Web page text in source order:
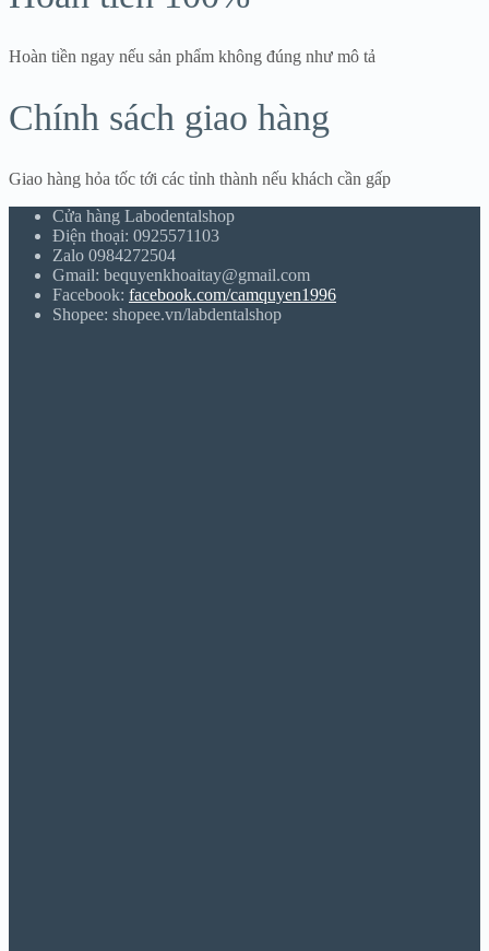
Hoàn tiền ngay nếu sản phẩm không đúng như mô tả
Chính sách giao hàng
Giao hàng hỏa tốc tới các tỉnh thành nếu khách cần gấp
Cửa hàng Labodentalshop
Điện thoại: 0925571103
Zalo 0984272504
Gmail: bequyenkhoaitay@gmail.com
Facebook: facebook.com/camquyen1996
Shopee: shopee.vn/labdentalshop